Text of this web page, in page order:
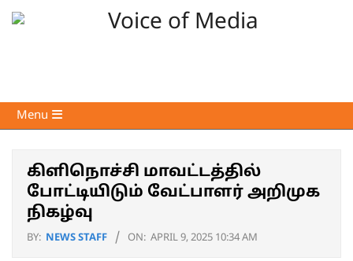
Skip
Voice
of
Primary
Navigation
Menu
கிளிநொச்சி மாவட்டத்தில்
போட்டியிடும் வேட்பாளர் அறிமுக
நிகழ்வு
BY: NEWS STAFF ON: APRIL 9, 2025 10:34 AM